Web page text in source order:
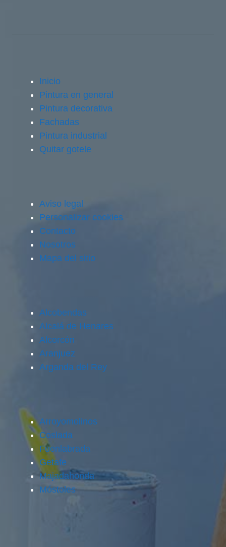
Inicio
Pintura en general
Pintura decorativa
Fachadas
Pintura industrial
Quitar gotele
Aviso legal
Personalizar cookies
Contacto
Nosotros
Mapa del sitio
Alcobendas
Alcalá de Henares
Alcorcón
Aranjuez
Arganda del Rey
Arroyomolinos
Coslada
Fuenlabrada
Getafe
Majadahonda
Móstoles